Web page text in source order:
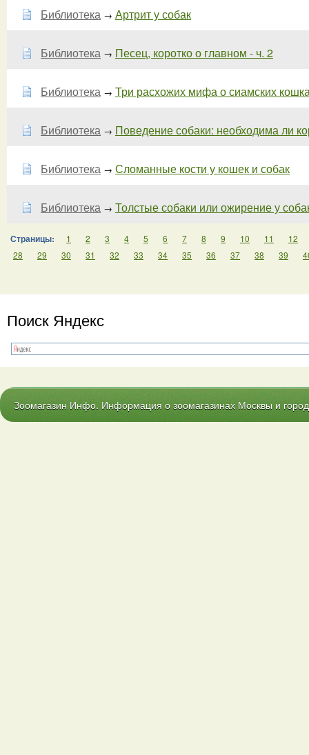
Библиотека → Артрит у собак
Библиотека → Песец, коротко о главном - ч. 2
Библиотека → Три расхожих мифа о сиамских
Библиотека → Поведение собаки: необходима ли
Библиотека → Сломанные кости у кошек и собак
Библиотека → Толстые собаки или ожирение у
Страницы: 1 2 3 4 5 6 7 8 9 10 11
12
28
29 30 31 32 33 34 35 36 37 38 39
Поиск Яндекс
Зоомагазин Инфо. Информация о зоомагазинах Москвы и